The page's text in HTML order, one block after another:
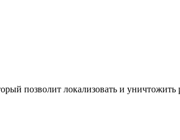
позволит локализовать и